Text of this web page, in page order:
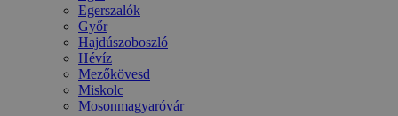
Egerszalók
Győr
Hajdúszoboszló
Hévíz
Mezőkövesd
Miskolc
Mosonmagyaróvár